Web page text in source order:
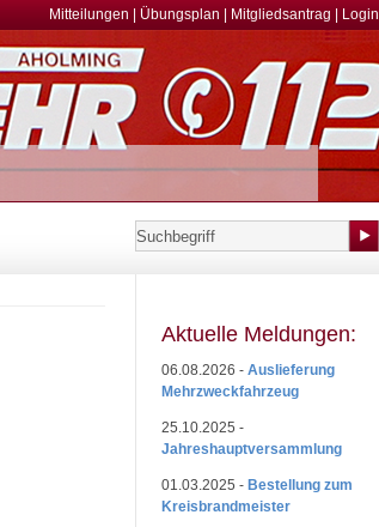
Mitteilungen Übungsplan Mitgliedsantrag Login
Aktuelle Meldungen:
06.08.2026 - Auslieferung
Mehrzweckfahrzeug
25.10.2025 -
Jahreshauptversammlung
01.03.2025 - Bestellung zum
Kreisbrandmeister